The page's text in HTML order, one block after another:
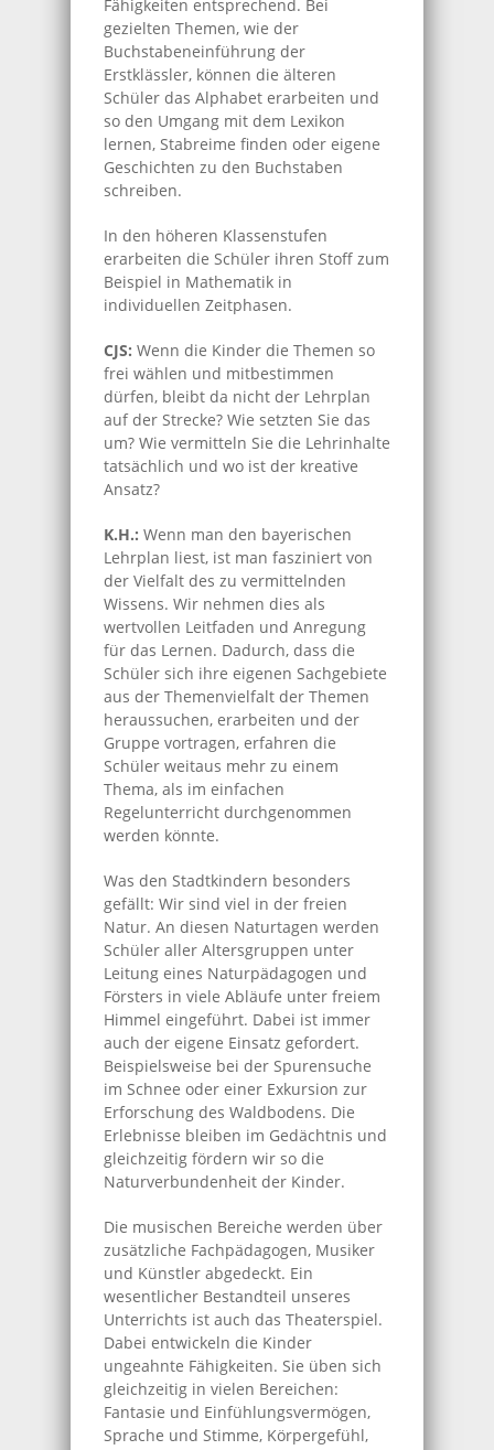
Fähigkeiten entsprechend. Bei
gezielten Themen, wie der
Buchstabeneinführung der
Erstklässler, können die älteren
Schüler das Alphabet erarbeiten und
so den Umgang mit dem Lexikon
lernen, Stabreime finden oder eigene
Geschichten zu den Buchstaben
schreiben.
In den höheren Klassenstufen
erarbeiten die Schüler ihren Stoff zum
Beispiel in Mathematik in
individuellen Zeitphasen.
CJS: Wenn die Kinder die Themen so
frei wählen und mitbestimmen
dürfen, bleibt da nicht der Lehrplan
auf der Strecke? Wie setzten Sie das
um? Wie vermitteln Sie die Lehrinhalte
tatsächlich und wo ist der kreative
Ansatz?
K.H.: Wenn man den bayerischen
Lehrplan liest, ist man fasziniert von
der Vielfalt des zu vermittelnden
Wissens. Wir nehmen dies als
wertvollen Leitfaden und Anregung
für das Lernen. Dadurch, dass die
Schüler sich ihre eigenen Sachgebiete
aus der Themenvielfalt der Themen
heraussuchen, erarbeiten und der
Gruppe vortragen, erfahren die
Schüler weitaus mehr zu einem
Thema, als im einfachen
Regelunterricht durchgenommen
werden könnte.
Was den Stadtkindern besonders
gefällt: Wir sind viel in der freien
Natur. An diesen Naturtagen werden
Schüler aller Altersgruppen unter
Leitung eines Naturpädagogen und
Försters in viele Abläufe unter freiem
Himmel eingeführt. Dabei ist immer
auch der eigene Einsatz gefordert.
Beispielsweise bei der Spurensuche
im Schnee oder einer Exkursion zur
Erforschung des Waldbodens. Die
Erlebnisse bleiben im Gedächtnis und
gleichzeitig fördern wir so die
Naturverbundenheit der Kinder.
Die musischen Bereiche werden über
zusätzliche Fachpädagogen, Musiker
und Künstler abgedeckt. Ein
wesentlicher Bestandteil unseres
Unterrichts ist auch das Theaterspiel.
Dabei entwickeln die Kinder
ungeahnte Fähigkeiten. Sie üben sich
gleichzeitig in vielen Bereichen:
Fantasie und Einfühlungsvermögen,
Sprache und Stimme, Körpergefühl,